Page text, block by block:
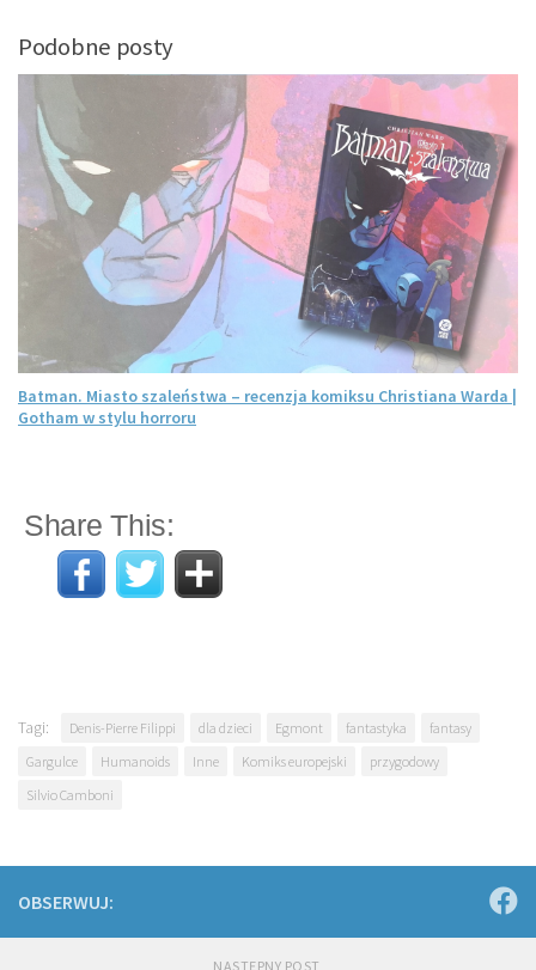
Podobne posty
Batman. Miasto szaleństwa – recenzja komiksu Christiana Warda |
Gotham w stylu horroru
Share This:
Tagi: Denis-Pierre Filippi dla dzieci Egmont fantastyka
fantasy
Gargulce
Humanoids Inne Komiks europejski
przygodowy
Silvio Camboni
OBSERWUJ:
NASTĘPNY POST